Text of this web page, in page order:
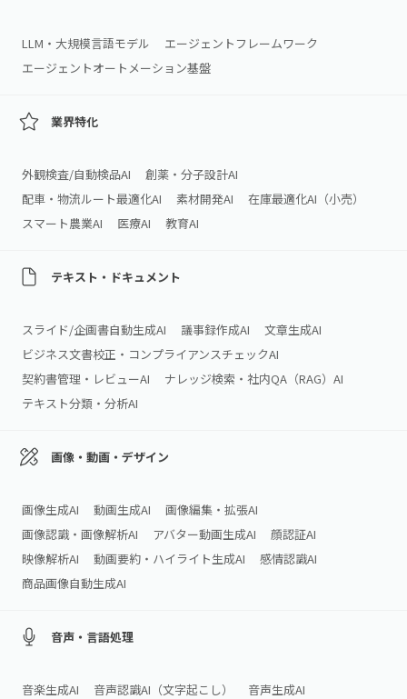
LLM・大規模言語モデル
エージェントフレームワーク
エージェントオートメーション基盤
業界特化
外観検査/自動検品AI
創薬・分子設計AI
配車・物流ルート最適化AI
素材開発AI
在庫最適化AI（小売）
スマート農業AI
医療AI 教育AI
テキスト・ドキュメント
スライド/企画書自動生成AI 議事録作成AI
文章生成AI
ビジネス文書校正・コンプライアンスチェックAI
契約書管理・レビューAI
ナレッジ検索・社内QA（RAG）AI
テキスト分類・分析AI
画像・動画・デザイン
画像生成AI 動画生成AI
画像編集・拡張AI
画像認識・画像解析AI
アバター動画生成AI
顔認証AI
映像解析AI
動画要約・ハイライト生成AI
感情認識AI
商品画像自動生成AI
音声・言語処理
音楽生成AI 音声認識AI（文字起こし）
音声生成AI